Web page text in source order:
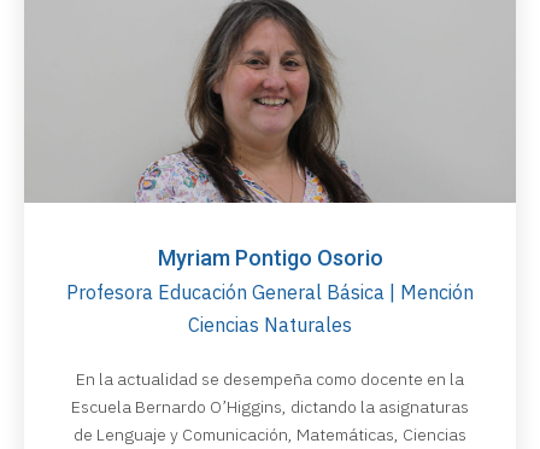
Myriam Pontigo Osorio
Profesora Educación General Básica | Mención
Ciencias Naturales
En la actualidad se desempeña como docente en la
Escuela Bernardo O’Higgins, dictando la asignaturas
de Lenguaje y Comunicación, Matemáticas, Ciencias